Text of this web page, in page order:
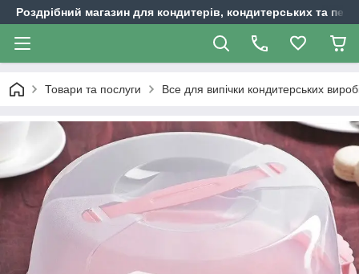
Роздрібний магазин для кондитерів, кондитерських та
Товари та послуги Все для випічки кондитерських